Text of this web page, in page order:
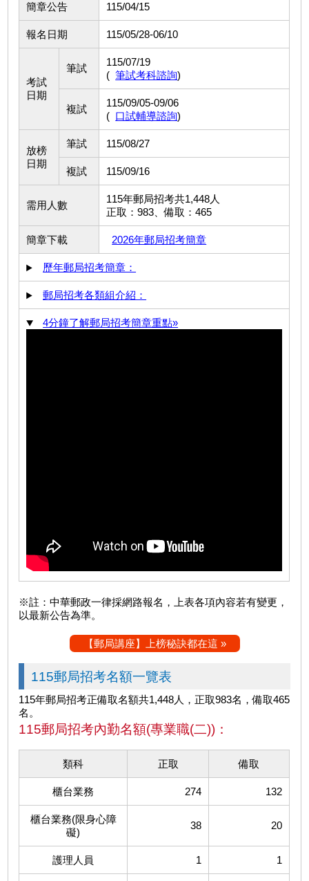
簡章公告 115/04/15
報名日期 115/05/28-06/10
考試
日期
筆試
115/07/19
( 筆試考科諮詢)
複試
115/09/05-09/06
( 口試輔導諮詢)
放榜
日期
筆試 115/08/27
複試 115/09/16
需用人數
115年郵局招考共1,448人
正取：983、備取：465
簡章下載 2026年郵局招考簡章
歷年郵局招考簡章：
郵局招考各類組介紹：
4分鐘了解郵局招考簡章重點»
※註：中華郵政一律採網路報名，上表各項內容若有變更，
以最新公告為準。
【郵局講座】上榜秘訣都在這 »
115郵局招考名額一覽表
115年郵局招考正備取名額共1,448人，正取983名，備取465
名。
115郵局招考內勤名額(專業職(二))：
類科 正取 備取
櫃台業務 274 132
櫃台業務(限身心障
礙)
38 20
護理人員 1 1